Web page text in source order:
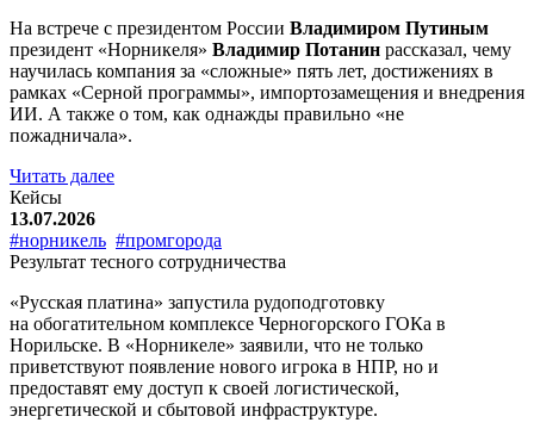
На встрече с президентом России Владимиром Путиным
президент «Норникеля» Владимир Потанин рассказал, чему
научилась компания за «сложные» пять лет, достижениях в
рамках «Серной программы», импортозамещения и внедрения
ИИ. А также о том, как однажды правильно «не
пожадничала».
Читать далее
Кейсы
13.07.2026
#норникель #промгорода
Результат тесного сотрудничества
«Русская платина» запустила рудоподготовку
на обогатительном комплексе Черногорского ГОКа в
Норильске. В «Норникеле» заявили, что не только
приветствуют появление нового игрока в НПР, но и
предоставят ему доступ к своей логистической,
энергетической и сбытовой инфраструктуре.